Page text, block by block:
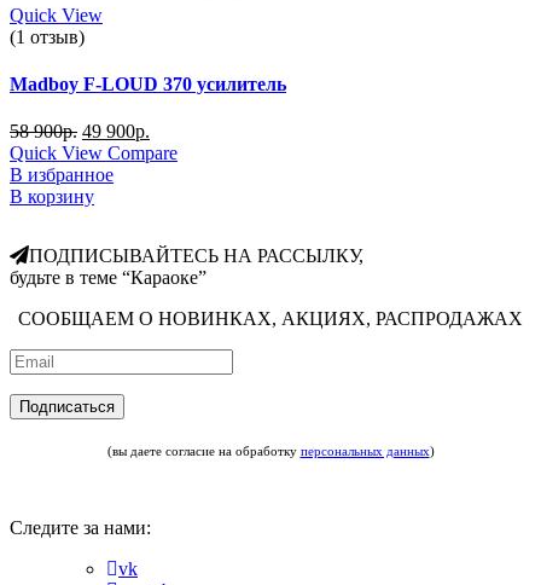
Quick View
(1 отзыв)
Madboy F-LOUD 370 усилитель
58 900р. 49 900р.
Quick View Compare
В избранное
В корзину
ПОДПИСЫВАЙТЕСЬ НА РАССЫЛКУ,
будьте в теме “Караоке”
СООБЩАЕМ О НОВИНКАХ, АКЦИЯХ, РАСПРОДАЖАХ
(вы даете согласие на обработку персональных данных)
Следите за нами:
vk